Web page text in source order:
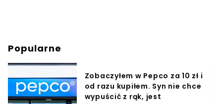
Popularne
Zobaczyłem w Pepco za 10 zł i
od razu kupiłem. Syn nie chce
wypuścić z rąk, jest